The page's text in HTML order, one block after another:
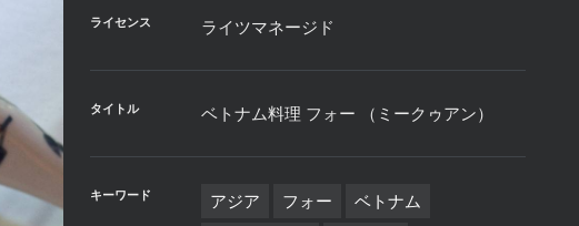
ライセンス ライツマネージド
タイトル ベトナム料理 フォー （ミークゥアン）
キーワード アジア フォー ベトナム